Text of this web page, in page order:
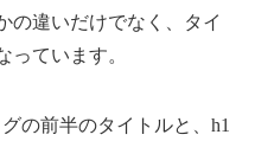
の違いだけでなく、タイ
っています。
の前半のタイトルと、h1